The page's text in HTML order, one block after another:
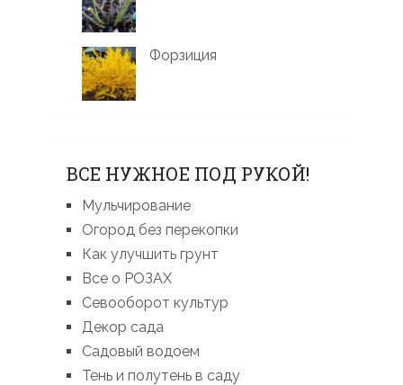
Форзиция
ВСЕ НУЖНОЕ ПОД РУКОЙ!
Мульчирование
Огород без перекопки
Как улучшить грунт
Все о РОЗАХ
Севооборот культур
Декор сада
Садовый водоем
Тень и полутень в саду